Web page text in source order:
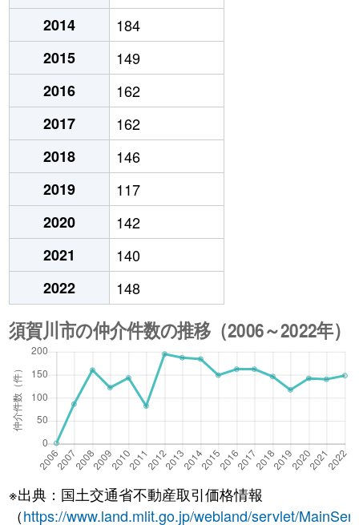
2014
184
2015
149
2016
162
2017
162
2018
146
2019
117
2020
142
2021
140
2022
148
※出典：国土交通省不動産取引価格情報
（https://www.land.mlit.go.jp/webland/servlet/